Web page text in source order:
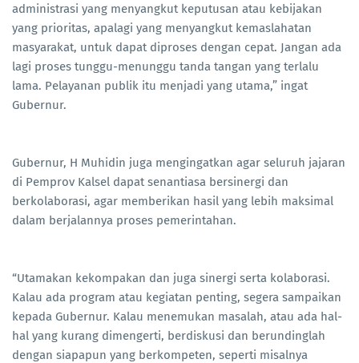
administrasi yang menyangkut keputusan atau kebijakan
yang prioritas, apalagi yang menyangkut kemaslahatan
masyarakat, untuk dapat diproses dengan cepat. Jangan ada
lagi proses tunggu-menunggu tanda tangan yang terlalu
lama. Pelayanan publik itu menjadi yang utama,” ingat
Gubernur.
Gubernur, H Muhidin juga mengingatkan agar seluruh jajaran
di Pemprov Kalsel dapat senantiasa bersinergi dan
berkolaborasi, agar memberikan hasil yang lebih maksimal
dalam berjalannya proses pemerintahan.
“Utamakan kekompakan dan juga sinergi serta kolaborasi.
Kalau ada program atau kegiatan penting, segera sampaikan
kepada Gubernur. Kalau menemukan masalah, atau ada hal-
hal yang kurang dimengerti, berdiskusi dan berundinglah
dengan siapapun yang berkompeten, seperti misalnya